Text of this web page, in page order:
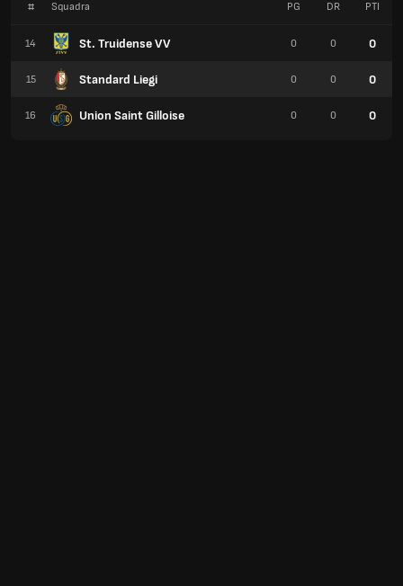
# Squadra
14 St. Truidense VV
15 Standard Liegi
16 Union Saint Gilloise
PG DR PTI
0 0 0
0 0 0
0 0 0